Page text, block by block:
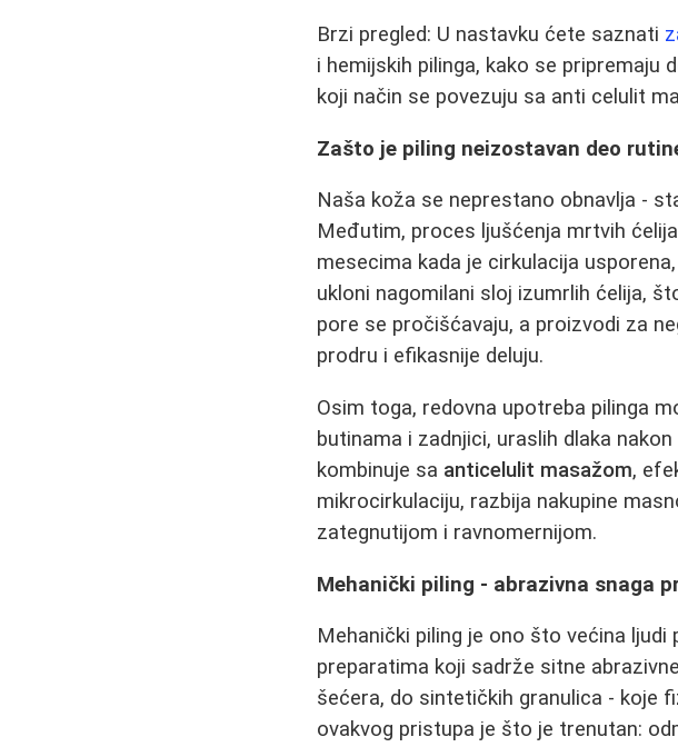
Brzi pregled: U nastavku ćete saznati
i hemijskih pilinga, kako se
koji način se povezuju sa anti celulit
Zašto je piling neizostavan deo
Naša koža se neprestano obnavlja -
Međutim, proces ljušćenja mrtvih
mesecima kada je cirkulacija
ukloni nagomilani sloj izumrlih ćelija,
pore se pročišćavaju, a proizvodi za
prodru i efikasnije deluju.
Osim toga, redovna upotreba pilinga
butinama i zadnjici, uraslih dlaka
kombinuje sa anticelulit masažom,
mikrocirkulaciju, razbija nakupine
zategnutijom i ravnomernijom.
Mehanički piling - abrazivna snaga
Mehanički piling je ono što većina ljudi
preparatima koji sadrže sitne
šećera, do sintetičkih granulica - koje
ovakvog pristupa je što je trenutan: